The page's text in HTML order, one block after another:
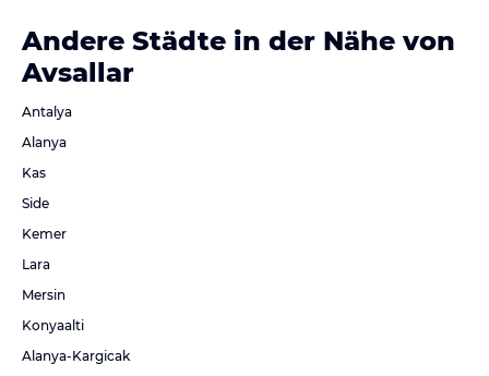
Andere Städte in der Nähe von
Avsallar
Antalya
Alanya
Kas
Side
Kemer
Lara
Mersin
Konyaalti
Alanya-Kargicak